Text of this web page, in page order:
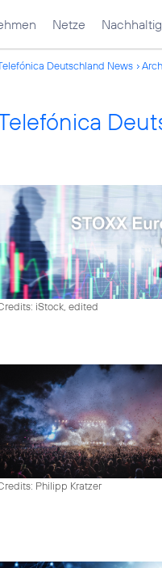
Netze
Deutschland News
iStock, edited
Philipp Kratzer